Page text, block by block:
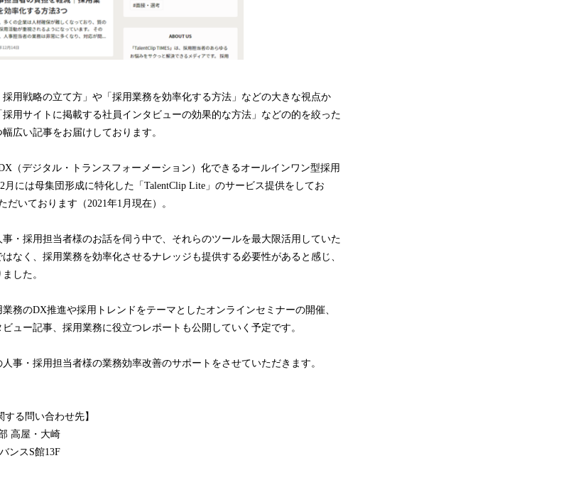
採用戦略の立て方」や「採用業務を効率化する方法」などの大きな視点か
用サイトに掲載する社員インタビューの効果的な方法」などの的を絞った
広い記事をお届けしております。
（デジタル・トランスフォーメーション）化できるオールインワン型採用
月には母集団形成に特化した「TalentClip Lite」のサービス提供をしてお
だいております（2021年1月現在）。
・採用担当者様のお話を伺う中で、それらのツールを最大限活用していた
なく、採用業務を効率化させるナレッジも提供する必要性があると感じ、
した。
務のDX推進や採用トレンドをテーマとしたオンラインセミナーの開催、
ュー記事、採用業務に役立つレポートも公開していく予定です。
人事・採用担当者様の業務効率改善のサポートをさせていただきます。
する問い合わせ先】
高屋・大崎
ンスS館13F